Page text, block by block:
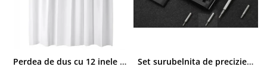
Perdea de dus cu 12 inele plastic incluse, 200x180 cm, alba Set surubelnita de precizie cu 24 de capete, cutie glisanta